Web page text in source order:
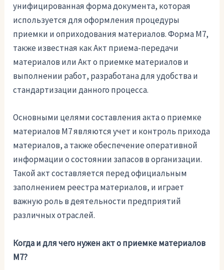
унифицированная форма документа, которая
используется для оформления процедуры
приемки и оприходования материалов. Форма М7,
также известная как Акт приема-передачи
материалов или Акт о приемке материалов и
выполнении работ, разработана для удобства и
стандартизации данного процесса.
Основными целями составления акта о приемке
материалов М7 являются учет и контроль прихода
материалов, а также обеспечение оперативной
информации о состоянии запасов в организации.
Такой акт составляется перед официальным
заполнением реестра материалов, и играет
важную роль в деятельности предприятий
различных отраслей.
Когда и для чего нужен акт о приемке материалов
М7?